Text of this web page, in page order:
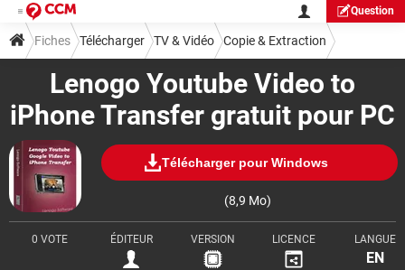
Question
Lenogo Youtube Video to
iPhone Transfer gratuit pour PC
Télécharger pour Windows
(8,9 Mo)
0 VOTE ÉDITEUR VERSION LICENCE LANGUE
EN
Fiches Télécharger TV & Vidéo Copie & Extraction